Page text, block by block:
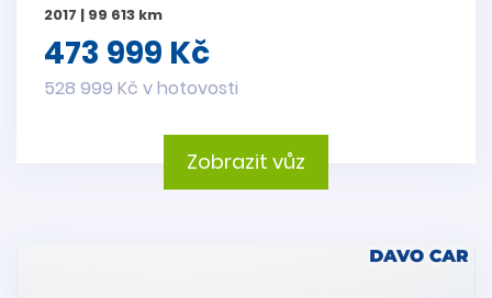
2017 | 99 613 km
473 999 Kč
528 999 Kč v hotovosti
Zobrazit vůz